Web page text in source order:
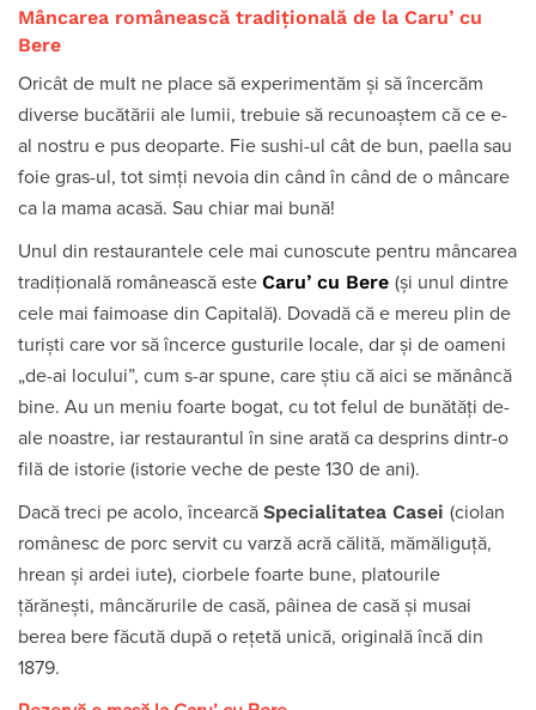
Mâncarea românească tradițională de la Caru’ cu
Bere
Oricât de mult ne place să experimentăm și să încercăm
diverse bucătării ale lumii, trebuie să recunoaștem că ce e-
al nostru e pus deoparte. Fie sushi-ul cât de bun, paella sau
foie gras-ul, tot simți nevoia din când în când de o mâncare
ca la mama acasă. Sau chiar mai bună!
Unul din restaurantele cele mai cunoscute pentru mâncarea
tradițională românească este Caru’ cu Bere (și unul dintre
cele mai faimoase din Capitală). Dovadă că e mereu plin de
turiști care vor să încerce gusturile locale, dar și de oameni
„de-ai locului”, cum s-ar spune, care știu că aici se mănâncă
bine. Au un meniu foarte bogat, cu tot felul de bunătăți de-
ale noastre, iar restaurantul în sine arată ca desprins dintr-o
filă de istorie (istorie veche de peste 130 de ani).
Dacă treci pe acolo, încearcă Specialitatea Casei (ciolan
românesc de porc servit cu varză acră călită, mămăliguță,
hrean și ardei iute), ciorbele foarte bune, platourile
țărănești, mâncărurile de casă, pâinea de casă și musai
berea bere făcută după o rețetă unică, originală încă din
1879.